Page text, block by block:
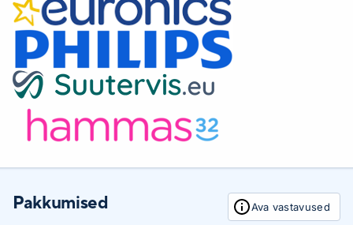
Pakkumised Ava vastavused